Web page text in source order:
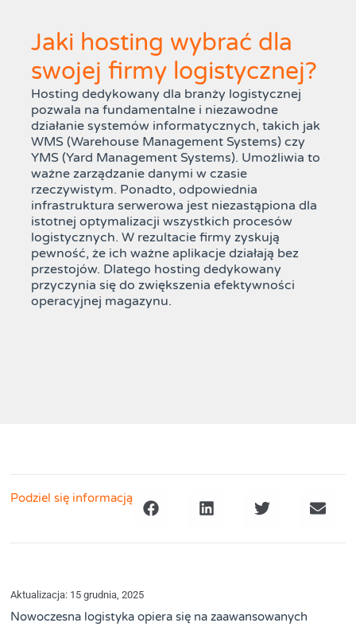
Jaki hosting wybrać dla
swojej firmy logistycznej?
Hosting dedykowany dla branży logistycznej
pozwala na fundamentalne i niezawodne
działanie systemów informatycznych, takich jak
WMS (Warehouse Management Systems) czy
YMS (Yard Management Systems). Umożliwia to
ważne zarządzanie danymi w czasie
rzeczywistym. Ponadto, odpowiednia
infrastruktura serwerowa jest niezastąpiona dla
istotnej optymalizacji wszystkich procesów
logistycznych. W rezultacie firmy zyskują
pewność, że ich ważne aplikacje działają bez
przestojów. Dlatego hosting dedykowany
przyczynia się do zwiększenia efektywności
operacyjnej magazynu.
Podziel się informacją
Aktualizacja: 15 grudnia, 2025
Nowoczesna logistyka opiera się na zaawansowanych